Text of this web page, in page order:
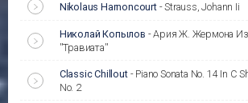
Nikolaus Harnoncourt-Strauss, Johann Ii
Николай Копылов -Ария Ж. Жермона
''Травиата''
Classic Chillout- Piano Sonata No. 14 In C
No. 2